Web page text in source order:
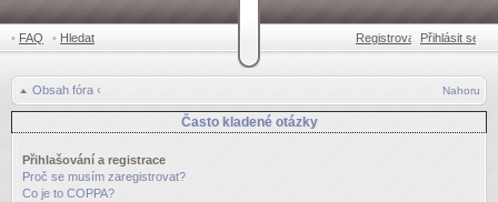
• FAQ • Hledat Registrovat •Přihlásit se
Obsah fóra ‹ Nahoru
Často kladené otázky
Přihlašování a registrace
Proč se musím zaregistrovat?
Co je to COPPA?